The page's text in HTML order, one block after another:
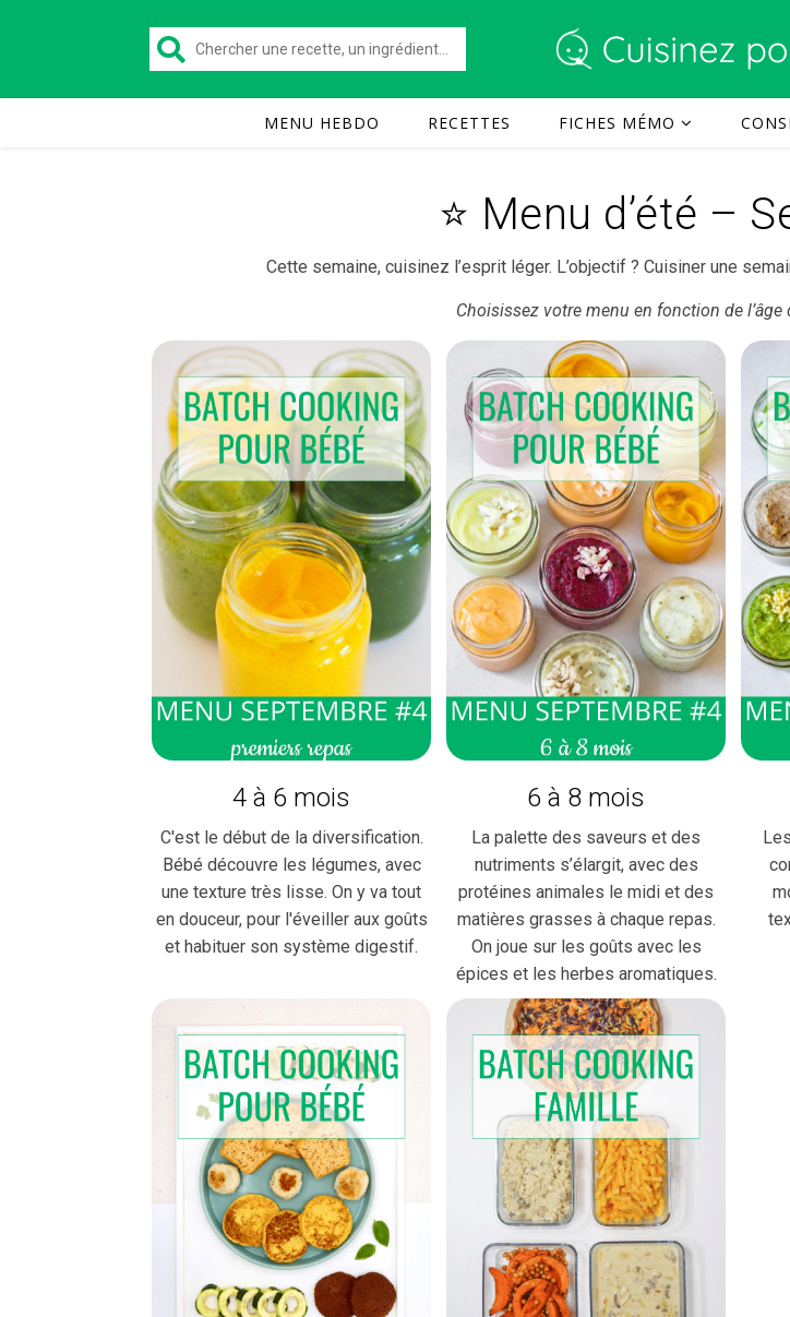
MENU HEBDO RECETTES FICHES MÉMO
⭐️ Menu d’été –
Cette semaine, cuisinez l’esprit léger. L’objectif ? Cuisiner une
Choisissez votre menu en fonction de
4 à 6 mois
C'est le début de la diversification.
Bébé découvre les légumes, avec
une texture très lisse. On y va tout
en douceur, pour l'éveiller aux goûts
et habituer son système digestif.
6 à 8 mois
La palette des saveurs et des
nutriments s’élargit, avec des
protéines animales le midi et des
matières grasses à chaque repas.
On joue sur les goûts avec les
épices et les herbes aromatiques.